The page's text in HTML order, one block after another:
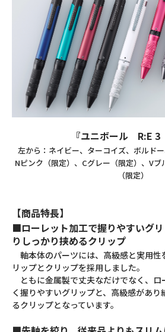
『ユニボール R:E 3
左から：ネイビー、ターコイズ、ボルドー
Nピンク（限定）、Cグレー（限定）、V
（限定）
【商品特長】
■ローレット加工で握りやすいグ
りしっかり挟めるクリップ
軸本体のパーツには、高級感と実用性
リップとクリップを採用しました。
ともに金属製で丈夫なだけでなく、ロ
く握りやすいグリップと、高級感があ
るクリップとなっています。